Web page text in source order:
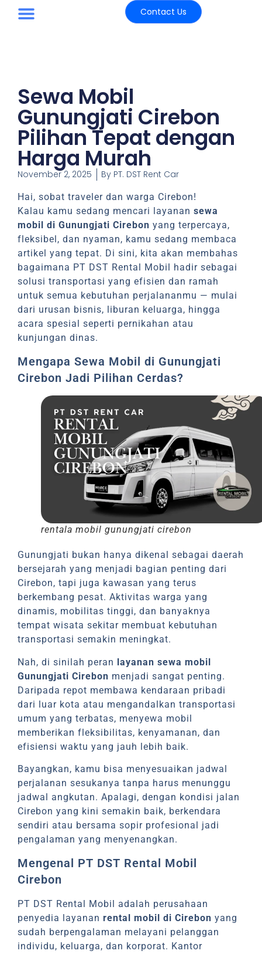
Contact Us
Sewa Mobil
Gunungjati Cirebon
Pilihan Tepat dengan
Harga Murah
November 2, 2025 By PT. DST Rent Car
Hai, sobat traveler dan warga Cirebon!
Kalau kamu sedang mencari layanansewa
mobil di Gunungjati Cirebon yang terpercaya,
fleksibel, dan nyaman, kamu sedang membaca
artikel yang tepat. Di sini, kita akan membahas
bagaimana PT DST Rental Mobil hadir sebagai
solusi transportasi yang efisien dan ramah
untuk semua kebutuhan perjalananmu — mulai
dari urusan bisnis, liburan keluarga, hingga
acara spesial seperti pernikahan atau
kunjungan dinas.
Mengapa Sewa Mobil di Gunungjati
Cirebon Jadi Pilihan Cerdas?
rentala mobil gunungjati cirebon
Gunungjati bukan hanya dikenal sebagai daerah
bersejarah yang menjadi bagian penting dari
Cirebon, tapi juga kawasan yang terus
berkembang pesat. Aktivitas warga yang
dinamis, mobilitas tinggi, dan banyaknya
tempat wisata sekitar membuat kebutuhan
transportasi semakin meningkat.
Nah, di sinilah peran layanan sewa mobil
Gunungjati Cirebon menjadi sangat penting.
Daripada repot membawa kendaraan pribadi
dari luar kota atau mengandalkan transportasi
umum yang terbatas, menyewa mobil
memberikan fleksibilitas, kenyamanan, dan
efisiensi waktu yang jauh lebih baik.
Bayangkan, kamu bisa menyesuaikan jadwal
perjalanan sesukanya tanpa harus menunggu
jadwal angkutan. Apalagi, dengan kondisi jalan
Cirebon yang kini semakin baik, berkendara
sendiri atau bersama sopir profesional jadi
pengalaman yang menyenangkan.
Mengenal PT DST Rental Mobil
Cirebon
PT DST Rental Mobil adalah perusahaan
penyedia layananrental mobil di Cirebon yang
sudah berpengalaman melayani pelanggan
individu, keluarga, dan korporat. Kantor